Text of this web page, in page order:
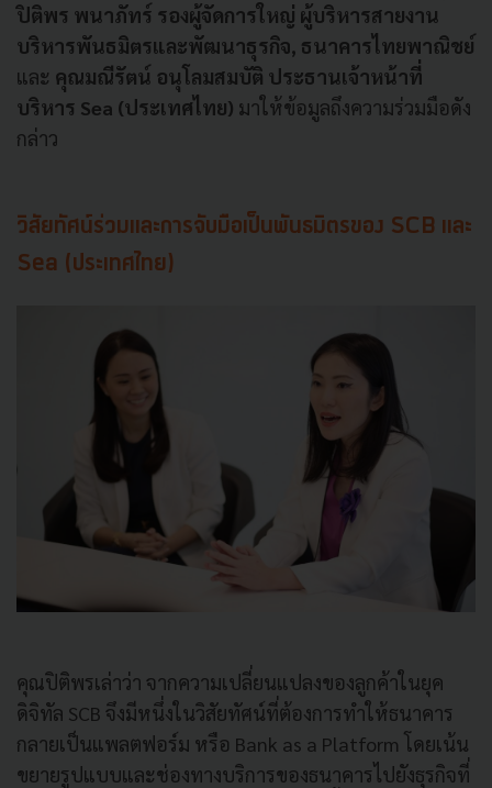
ปิติพร พนาภัทร์ รองผู้จัดการใหญ่ ผู้บริหารสายงาน
บริหารพันธมิตรและพัฒนาธุรกิจ, ธนาคารไทยพาณิชย์
และ คุณมณีรัตน์ อนุโลมสมบัติ ประธานเจ้าหน้าที่
บริหาร Sea (ประเทศไทย) มาให้ข้อมูลถึงความร่วมมือดัง
กล่าว
วิสัยทัศน์ร่วมและการจับมือเป็นพันธมิตรของ SCB และ
Sea (ประเทศไทย)
คุณปิติพรเล่าว่า จากความเปลี่ยนแปลงของลูกค้าในยุค
ดิจิทัล SCB จึงมีหนึ่งในวิสัยทัศน์ที่ต้องการทำให้ธนาคาร
กลายเป็นแพลตฟอร์ม หรือ Bank as a Platform โดยเน้น
ขยายรูปแบบและช่องทางบริการของธนาคารไปยังธุรกิจที่